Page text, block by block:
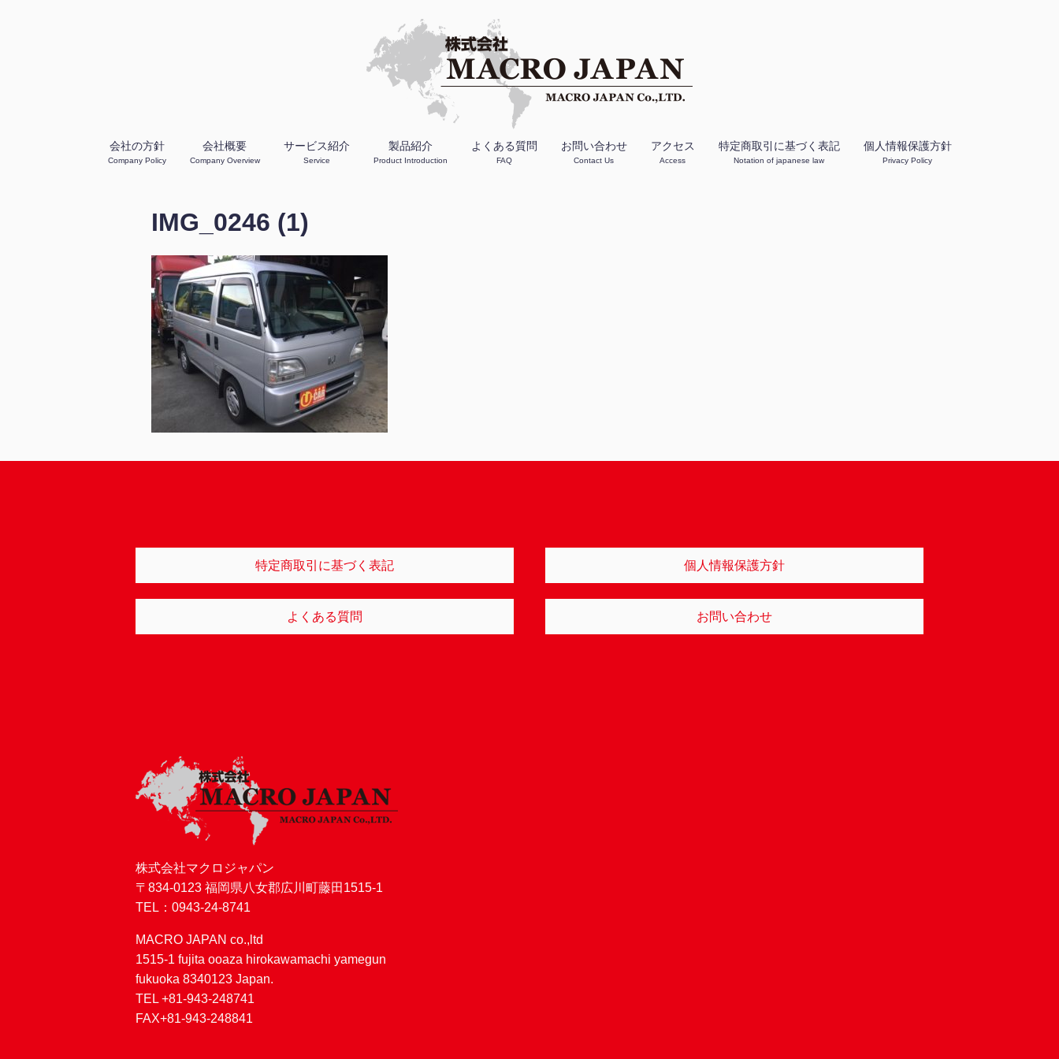
会社の方針
Company Policy
会社概要
Company Overview
サービス紹介
Service
製品紹介
Product Introduction
よくある質問
FAQ
お問い合わせ
Contact Us
アクセス
Access
特定商取引に基づく表記
Notation of japanese law
個人情報保護方針
Privacy Policy
IMG_0246 (1)
特定商取引に基づく表記 個人情報保護方針
よくある質問 お問い合わせ
株式会社マクロジャパン
〒834-0123 福岡県八女郡広川町藤田1515-1
TEL：0943-24-8741
MACRO JAPAN co.,ltd
1515-1 fujita ooaza hirokawamachi yamegun
fukuoka 8340123 Japan.
TEL +81-943-248741
FAX+81-943-248841